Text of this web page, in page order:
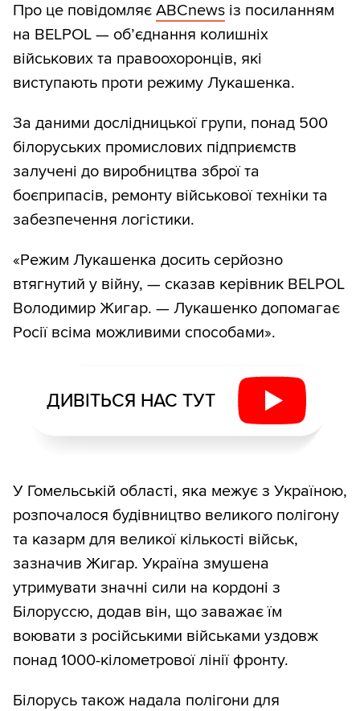
Про це повідомляє ABCnews із посиланням
на BELPOL — об’єднання колишніх
військових та правоохоронців, які
виступають проти режиму Лукашенка.
За даними дослідницької групи, понад 500
білоруських промислових підприємств
залучені до виробництва зброї та
боєприпасів, ремонту військової техніки та
забезпечення логістики.
«Режим Лукашенка досить серйозно
втягнутий у війну, — сказав керівник BELPOL
Володимир Жигар. — Лукашенко допомагає
Росії всіма можливими способами».
ДИВІТЬСЯ НАС ТУТ
У Гомельській області, яка межує з Україною,
розпочалося будівництво великого полігону
та казарм для великої кількості військ,
зазначив Жигар. Україна змушена
утримувати значні сили на кордоні з
Білоруссю, додав він, що заважає їм
воювати з російськими військами уздовж
понад 1000-кілометрової лінії фронту.
Білорусь також надала полігони для